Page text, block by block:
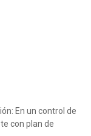
En un control de
con plan de